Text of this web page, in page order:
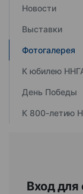
Новости
Выставки
Фотогалерея
К юбилею
День Победы
К 800-летию
Вход для